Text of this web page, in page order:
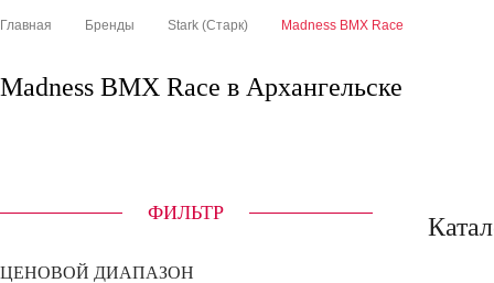
Главная Бренды Stark (Старк) Madness BMX Race
Madness BMX Race в Архангельске
ФИЛЬТР
ЦЕНОВОЙ ДИАПАЗОН